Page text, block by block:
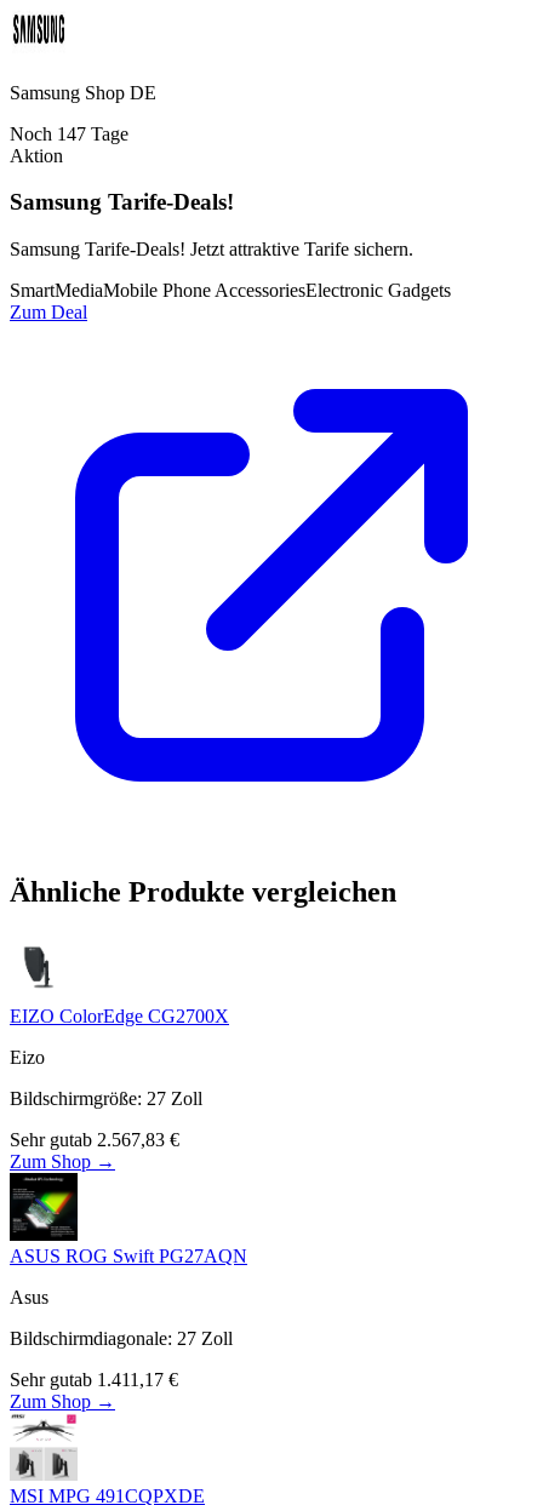
Samsung Shop DE
Noch 147 Tage
Aktion
Samsung Tarife-Deals!
Samsung Tarife-Deals! Jetzt attraktive Tarife sichern.
SmartMediaMobile Phone AccessoriesElectronic Gadgets
Zum Deal
Ähnliche Produkte vergleichen
EIZO ColorEdge CG2700X
Eizo
Bildschirmgröße: 27 Zoll
Sehr gutab 2.567,83 €
Zum Shop →
ASUS ROG Swift PG27AQN
Asus
Bildschirmdiagonale: 27 Zoll
Sehr gutab 1.411,17 €
Zum Shop →
MSI MPG 491CQPXDE